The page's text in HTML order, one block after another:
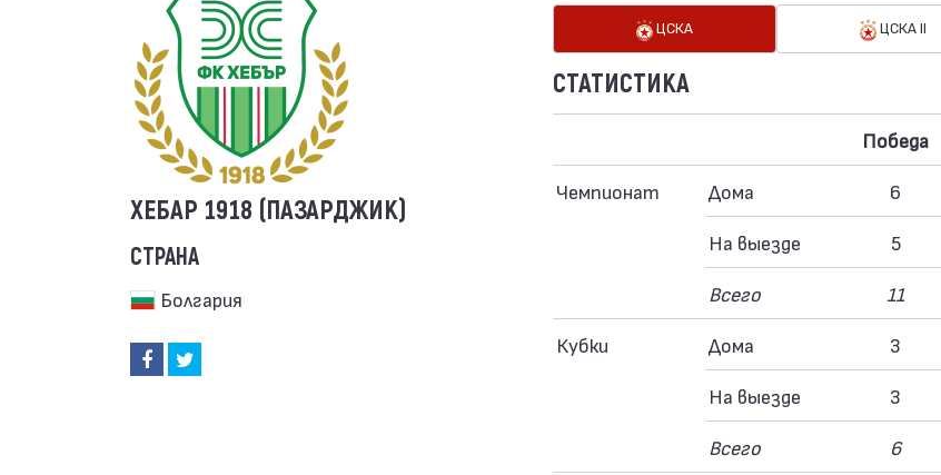
ХЕБАР 1918 (ПАЗАРДЖИК)
СТРАНА
Болгария
ЦСКА ЦСКА II
СТАТИСТИКА
Победа
Чемпионат Дома 6
На выезде 5
Всего 11
Кубки Дома 3
На выезде 3
Всего 6